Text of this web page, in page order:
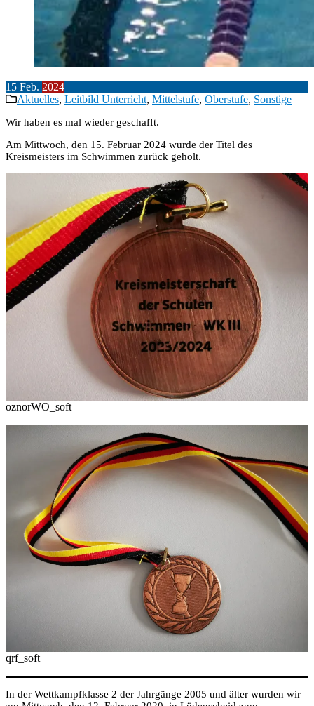
15 Feb. 2024
Aktuelles, Leitbild Unterricht, Mittelstufe, Oberstufe, Sonstige
Wir haben es mal wieder geschafft.
Am Mittwoch, den 15. Februar 2024 wurde der Titel des
Kreismeisters im Schwimmen zurück geholt.
oznorWO_soft
qrf_soft
In der Wettkampfklasse 2 der Jahrgänge 2005 und älter wurden wir